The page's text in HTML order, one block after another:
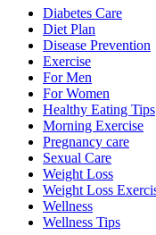
Diabetes Care
Diet Plan
Disease Prevention
Exercise
For Men
For Women
Healthy Eating Tips
Morning Exercise
Pregnancy care
Sexual Care
Weight Loss
Weight Loss
Wellness
Wellness Tips